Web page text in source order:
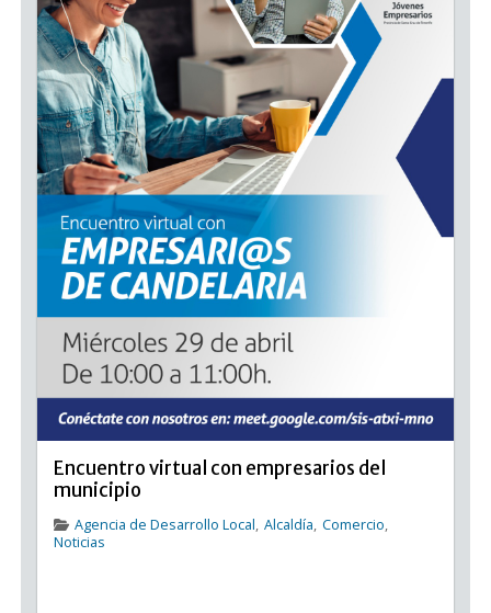
Encuentro virtual con empresarios del
municipio
Agencia de Desarrollo Local, Alcaldía, Comercio,
Noticias